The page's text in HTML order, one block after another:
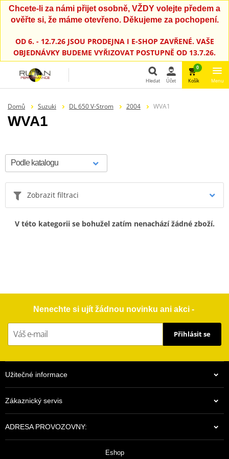
Chcete-li za námi přijet osobně, VŽDY volejte předem a
ověřte si, že máme otevřeno. Děkujeme za pochopení.
OD 6. - 12.7.26 JSOU PRODEJNA I E-SHOP ZAVŘENÉ. VAŠE
OBJEDNÁVKY BUDEME VYŘIZOVAT POSTUPNĚ OD 13.7.26.
Hledat Účet
0
Košík Menu
Domů Suzuki DL 650 V-Strom 2004 WVA1
WVA1
Zobrazit filtraci
V této kategorii se bohužel zatím nenachází žádné zboží.
Nenechte si ujít žádnou novinku ani akci -
Přihlásit se
Užitečné informace
Zákaznický servis
ADRESA PROVOZOVNY:
Eshop